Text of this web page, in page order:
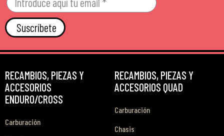
Suscríbete
RECAMBIOS, PIEZAS Y
ACCESORIOS
ENDURO/CROSS
Carburación
RECAMBIOS, PIEZAS Y
ACCESORIOS QUAD
Carburación
Chasis